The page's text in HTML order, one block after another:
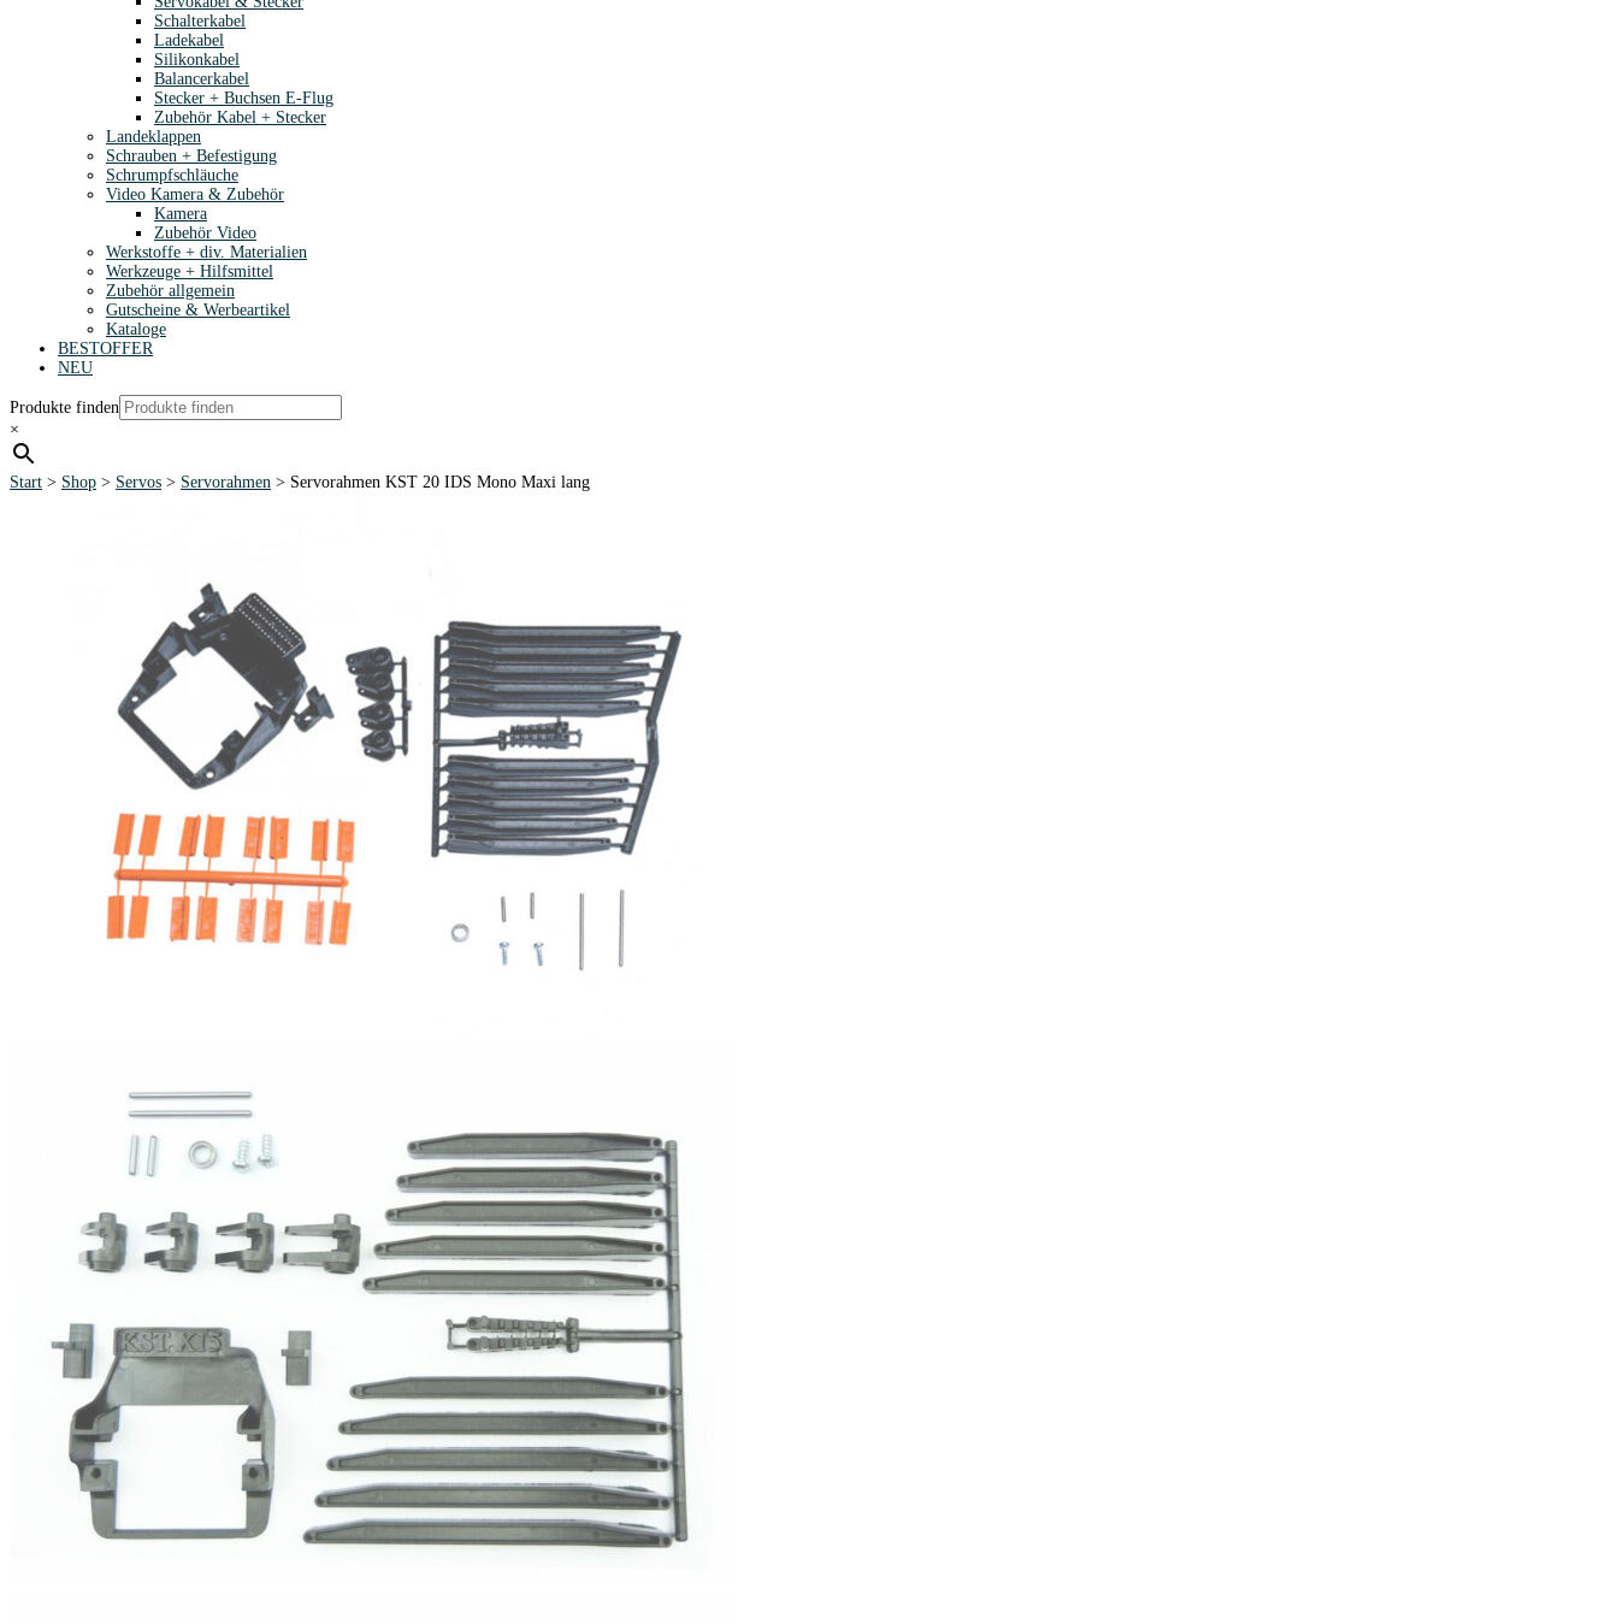
Schalterkabel
Ladekabel
Silikonkabel
Balancerkabel
Stecker + Buchsen E-Flug
Zubehör Kabel + Stecker
Landeklappen
Schrauben + Befestigung
Schrumpfschläuche
Video Kamera & Zubehör
Kamera
Zubehör Video
Werkstoffe + div. Materialien
Werkzeuge + Hilfsmittel
Zubehör allgemein
Gutscheine & Werbeartikel
Kataloge
BESTOFFER
NEU
Produkte finden
×
Start > Shop > Servos > Servorahmen > Servorahmen KST 20 IDS Mono Maxi lang